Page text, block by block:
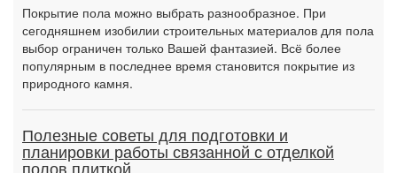
Покрытие пола можно выбрать разнообразное. При
сегодняшнем изобилии строительных материалов для пола
выбор ограничен только Вашей фантазией. Всё более
популярным в последнее время становится покрытие из
природного камня.
Полезные советы для подготовки и
планировки работы связанной с отделкой
полов плиткой